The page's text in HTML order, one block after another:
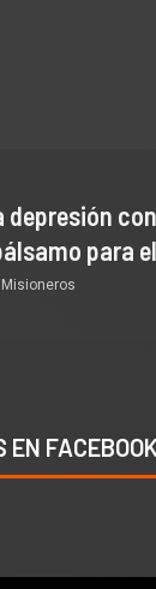
depresión
para
Misioneros
EN FACEBOOK